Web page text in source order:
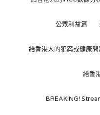
公眾利益篇
給香港人的犯案或健康
給香
BREAKING!